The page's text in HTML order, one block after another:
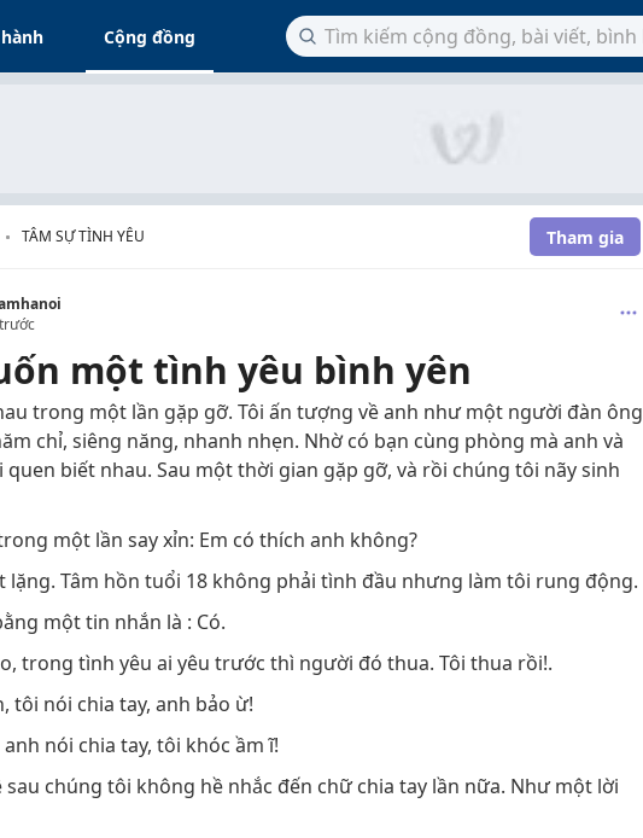
Cộng đồng
TÂM SỰ TÌNH YÊU Tham gia
một tình yêu bình yên
trong một lần gặp gỡ. Tôi ấn tượng về anh như một người đàn ông
chỉ, siêng năng, nhanh nhẹn. Nhờ có bạn cùng phòng mà anh và
quen biết nhau. Sau một thời gian gặp gỡ, và rồi chúng tôi nãy sinh
một lần say xỉn: Em có thích anh không?
lặng. Tâm hồn tuổi 18 không phải tình đầu nhưng làm tôi rung động.
một tin nhắn là : Có.
trong tình yêu ai yêu trước thì người đó thua. Tôi thua rồi!.
tôi nói chia tay, anh bảo ừ!
nói chia tay, tôi khóc ầm ĩ!
sau chúng tôi không hề nhắc đến chữ chia tay lần nữa. Như một lời